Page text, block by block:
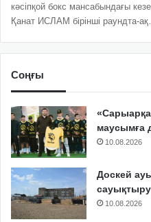
кәсіпқой бокс мансабындағы
Қанат ИСЛАМ бірінші раундта-
Соңғы
маусымға
10.08.2026
Доскей
10.08.2026